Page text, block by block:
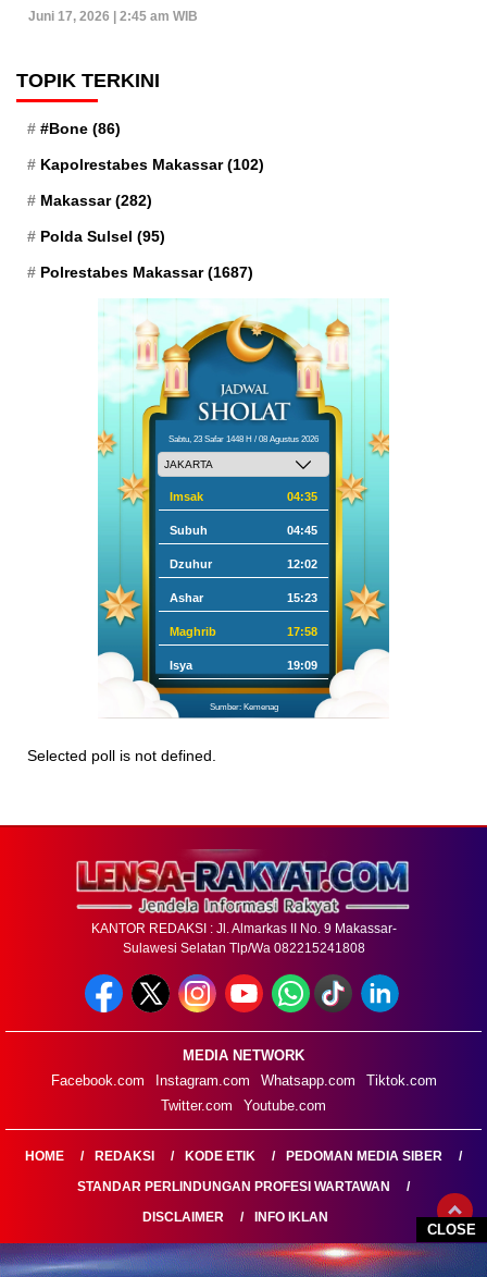
CLOSE
Juni 17, 2026 | 2:45 am WIB
TOPIK TERKINI
#Bone (86)
Kapolrestabes Makassar(102)
Makassar(282)
Polda Sulsel (95)
Polrestabes Makassar(1687)
Sabtu, 23 Safar 1448 H / 08 Agustus 2026
Imsak 04:35
Subuh 04:45
Dzuhur 12:02
Ashar 15:23
Maghrib 17:58
Isya 19:09
Sumber: Kemenag
Selected poll is not defined.
KANTOR REDAKSI : Jl. Almarkas II No. 9 Makassar-
Sulawesi Selatan Tlp/Wa 082215241808
MEDIA NETWORK
Facebook.com
Instagram.com Whatsapp.com
Tiktok.com
Twitter.com
Youtube.com
HOME REDAKSI KODE ETIK
PEDOMAN MEDIA SIBER
STANDAR PERLINDUNGAN PROFESI WARTAWAN
DISCLAIMER
INFO IKLAN
LENSARAKYAT.COM@2026